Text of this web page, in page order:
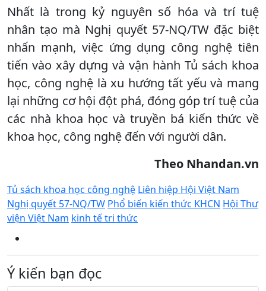
Nhất là trong kỷ nguyên số hóa và trí tuệ
nhân tạo mà Nghị quyết 57-NQ/TW đặc biệt
nhấn mạnh, việc ứng dụng công nghệ tiên
tiến vào xây dựng và vận hành Tủ sách khoa
học, công nghệ là xu hướng tất yếu và mang
lại những cơ hội đột phá, đóng góp trí tuệ của
các nhà khoa học và truyền bá kiến thức về
khoa học, công nghệ đến với người dân.
Theo Nhandan.vn
Tủ sách khoa học công nghệ Liên hiệp Hội Việt Nam
Nghị quyết 57-NQ/TW Phổ biến kiến thức KHCN Hội Thư
viện Việt Nam kinh tế tri thức
Ý kiến bạn đọc